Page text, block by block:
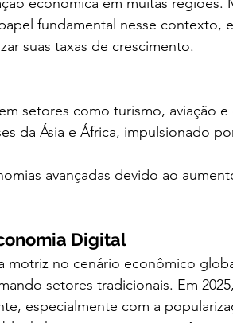
fundamental nesse contexto,
suas taxas de crescimento.
setores como turismo, aviação e
da Ásia e África, impulsionado
avançadas devido ao
Digital
motriz no cenário econômico
setores tradicionais. Em
especialmente com a